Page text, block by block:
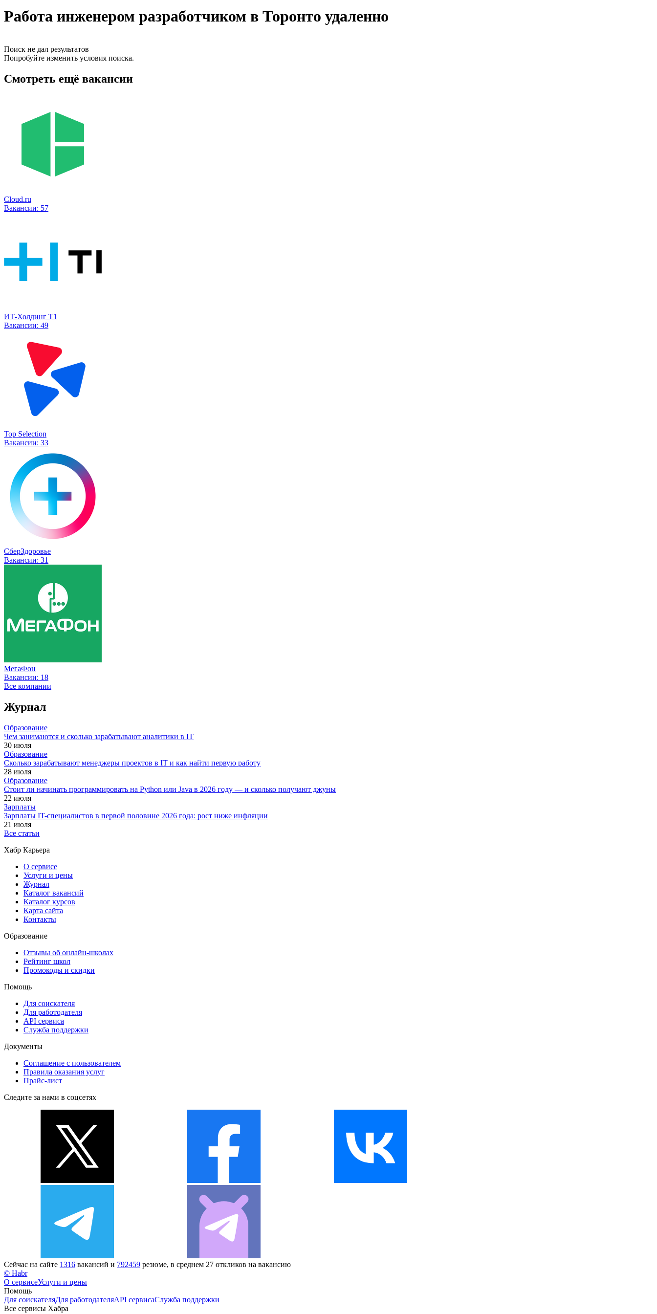
Работа инженером разработчиком в Торонто удаленно
Поиск не дал результатов
Попробуйте изменить условия поиска.
Смотреть ещё вакансии
Cloud.ru
Вакансии: 57
ИТ-Холдинг Т1
Вакансии: 49
Top Selection
Вакансии: 33
СберЗдоровье
Вакансии: 31
МегаФон
Вакансии: 18
Все компании
Журнал
Образование
Чем занимаются и сколько зарабатывают аналитики в IT
30 июля
Образование
Сколько зарабатывают менеджеры проектов в IT и как найти первую работу
28 июля
Образование
Стоит ли начинать программировать на Python или Java в 2026 году — и сколько получают джуны
22 июля
Зарплаты
Зарплаты IT-специалистов в первой половине 2026 года: рост ниже инфляции
21 июля
Все статьи
Хабр Карьера
О сервисе
Услуги и цены
Журнал
Каталог вакансий
Каталог курсов
Карта сайта
Контакты
Образование
Отзывы об онлайн-школах
Рейтинг школ
Промокоды и скидки
Помощь
Для соискателя
Для работодателя
API сервиса
Служба поддержки
Документы
Соглашение с пользователем
Правила оказания услуг
Прайс-лист
Следите за нами в соцсетях
Сейчас на сайте 1316 вакансий и 792459 резюме, в среднем 27 откликов на вакансию
© Habr
О сервисеУслуги и цены
Помощь
Для соискателяДля работодателяAPI сервисаСлужба поддержки
Все сервисы Хабра